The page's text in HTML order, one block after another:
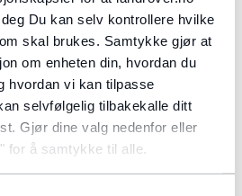
Du kan selv kontrollere hvilke
skal brukes. Samtykke gjør at
om enheten din, hvordan du
hvordan vi kan tilpasse
selvfølgelig tilbakekalle ditt
Gjør dine valg nedenfor eller
for å samtykke til alle.
behandler dine
samt hvordan du utøver dine
respektive